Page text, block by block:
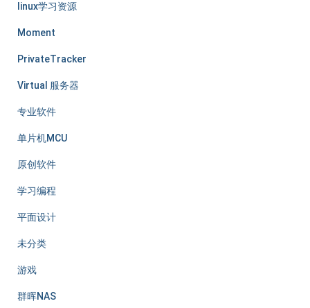
linux学习资源
Moment
PrivateTracker
Virtual 服务器
专业软件
单片机MCU
原创软件
学习编程
平面设计
未分类
游戏
群晖NAS